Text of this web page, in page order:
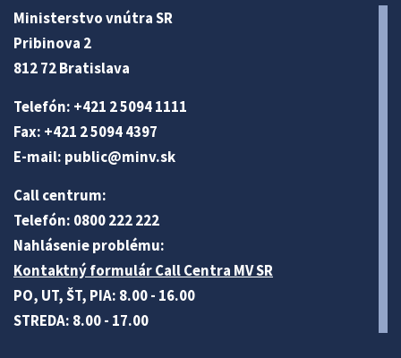
Ministerstvo vnútra SR
Pribinova 2
812 72 Bratislava
Telefón: +421 2 5094 1111
Fax: +421 2 5094 4397
E-mail: public@minv.sk
Call centrum:
Telefón: 0800 222 222
Nahlásenie problému:
Kontaktný formulár Call Centra MV SR
PO, UT, ŠT, PIA: 8.00 - 16.00
STREDA: 8.00 - 17.00